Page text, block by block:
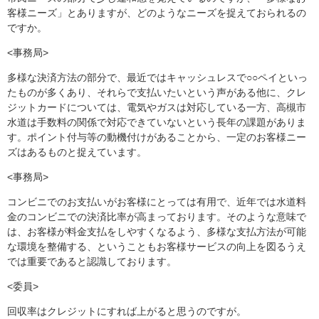
客様ニーズ」とありますが、どのようなニーズを捉えておられるの
ですか。
<事務局>
多様な決済方法の部分で、最近ではキャッシュレスで○○ペイといっ
たものが多くあり、それらで支払いたいという声がある他に、クレ
ジットカードについては、電気やガスは対応している一方、高槻市
水道は手数料の関係で対応できていないという長年の課題がありま
す。ポイント付与等の動機付けがあることから、一定のお客様ニー
ズはあるものと捉えています。
<事務局>
コンビニでのお支払いがお客様にとっては有用で、近年では水道料
金のコンビニでの決済比率が高まっております。そのような意味で
は、お客様が料金支払をしやすくなるよう、多様な支払方法が可能
な環境を整備する、ということもお客様サービスの向上を図るうえ
では重要であると認識しております。
<委員>
回収率はクレジットにすれば上がると思うのですが。